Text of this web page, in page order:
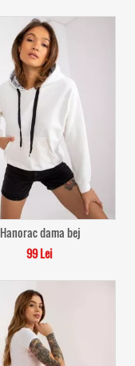
Hanorac dama bej
99 Lei